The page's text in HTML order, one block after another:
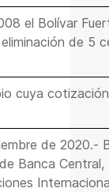
el Bolívar
de 5
cuya
de 2020.-
Banca